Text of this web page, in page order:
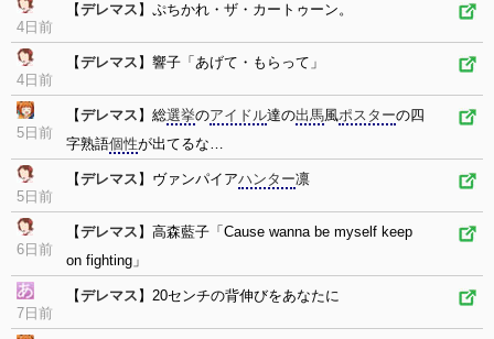
4日前
【デレマス 】ぷちかれ・ザ・カートゥーン。
4日前
【デレマス 】響子「あげて・もらって」
5日前
【デレマス 】総選挙のアイドル達の出馬風ポスターの四
字熟語個性が出てるな…
5日前
【デレマス 】ヴァンパイアハンター凛
6日前
【デレマス 】高森藍子「Cause wanna be myself keep
on fighting」
7日前
【デレマス 】20センチの背伸びをあなたに